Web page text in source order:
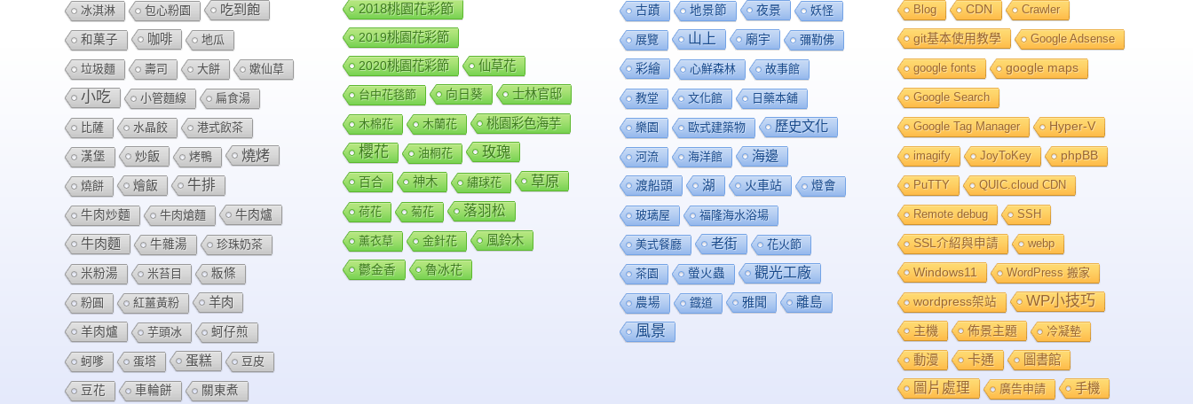
冰淇淋 包心粉園 吃到飽
和菓子 咖啡 地瓜
垃圾麵 壽司 大餅 嫰仙草
小吃 小管麵線 扁食湯
比薩 水晶餃 港式飲茶
漢堡 炒飯 烤鴨 燒烤
燒餅 燴飯 牛排
牛肉炒麵 牛肉熗麵 牛肉爐
牛肉麵 牛雜湯 珍珠奶茶
米粉湯 米苔目 粄條
粉圓 紅薑黃粉 羊肉
羊肉爐 芋頭冰 蚵仔煎
蚵嗲 蛋塔 蛋糕 豆皮
豆花 車輪餅 關東煮
2018桃園花彩節
2019桃園花彩節
2020桃園花彩節
仙草花
台中花毯節 向日葵 士林官邸
木棉花 木蘭花 桃園彩色海芋
櫻花 油桐花 玫瑰
百合 神木 繡球花 草原
荷花 菊花 落羽松
薰衣草 金針花 風鈴木
鬱金香 魯冰花
古蹟 地景節 夜景 妖怪
展覽 山上 廟宇 彌勒佛
彩繪 心鮮森林 故事館
教堂 文化館 日藥本舖
樂園 歐式建築物 歷史文化
河流 海洋館 海邊
渡船頭 湖 火車站 燈會
玻璃屋 福隆海水浴場
美式餐廳 老街 花火節
茶園 螢火蟲 觀光工廠
農場 鐡道 雅聞 離島
風景
Blog CDN Crawler
git基本使用教學 Google Adsense
google fonts google maps
Google Search
Google Tag Manager Hyper-V
imagify JoyToKey phpBB
PuTTY QUIC.cloud CDN
Remote debug SSH
SSL介紹與申請 webp
Windows11 WordPress 搬家
wordpress架站 WP小技巧
主機 佈景主題 冷凝墊
動漫 卡通 圖書館
圖片處理 廣告申請 手機